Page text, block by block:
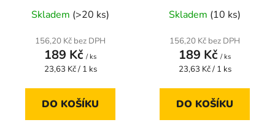
Skladem (>20 ks)
156,20 Kč bez DPH
189 Kč / ks
Měrná
23,63 Kč / 1 ks
DO KOŠÍKU
Skladem (10 ks)
156,20 Kč bez DPH
189 Kč / ks
Měrná
23,63 Kč / 1 ks
DO KOŠÍKU